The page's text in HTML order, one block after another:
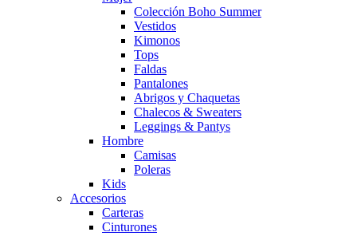
Colección Boho Summer
Vestidos
Kimonos
Tops
Faldas
Pantalones
Abrigos y Chaquetas
Chalecos & Sweaters
Leggings & Pantys
Hombre
Camisas
Poleras
Kids
Accesorios
Carteras
Cinturones